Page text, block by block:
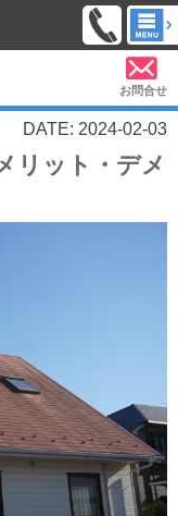
お問合せ
DATE: 2024-02-03
リット・デメ